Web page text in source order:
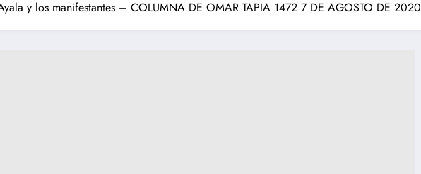
y los manifestantes – COLUMNA DE OMAR TAPIA 1472 7 DE AGOSTO DE 2020